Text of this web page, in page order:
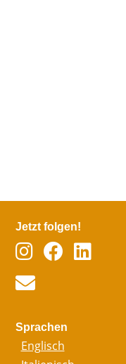
Jetzt folgen!
Sprachen
Englisch